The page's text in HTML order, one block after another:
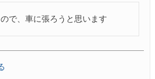
で、車に張ろうと思います